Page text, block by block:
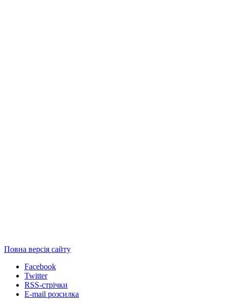
Повна версія сайту
Facebook
Twitter
RSS-стрічки
E-mail розсилка